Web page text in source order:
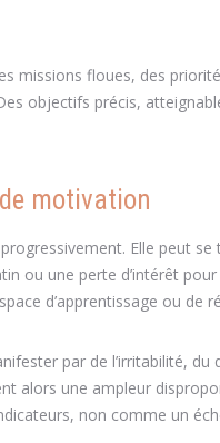
missions floues, des
objectifs précis,
motivation
Elle peut
ou une perte d’intérêt
d’apprentissage ou de
par de l’irritabilité,
alors une ampleur
non comme un